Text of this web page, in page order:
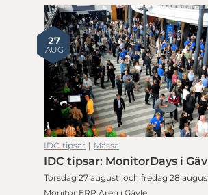
27
AUG
IDC tipsar | Mässa
IDC tipsar: MonitorDays i
Torsdag 27 augusti och fredag 28
Monitor ERP Aren i Gävle